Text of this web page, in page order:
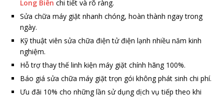
Long Biên chi tiết và rõ ràng.
Sửa chữa máy giặt nhanh chóng, hoàn thành ngay trong
ngày.
Kỹ thuật viên sửa chữa điện tử điện lạnh nhiều năm kinh
nghiệm.
Hỗ trợ thay thế linh kiện máy giặt chính hãng 100%.
Báo giá sửa chữa máy giặt trọn gói không phát sinh chi phí.
Ưu đãi 10% cho những lần sử dụng dịch vụ tiếp theo khi